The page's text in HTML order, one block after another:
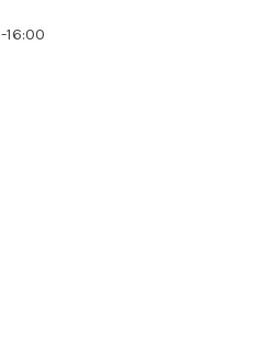
16:00